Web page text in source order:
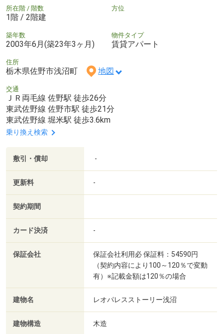
所在階 / 階数
1階 / 2階建
方位
築年数
2003年6月(築23年3ヶ月)
物件タイプ
賃貸アパート
住所
栃木県佐野市浅沼町 地図
交通
ＪＲ両毛線 佐野駅 徒歩26分
東武佐野線 佐野市駅 徒歩21分
東武佐野線 堀米駅 徒歩3.6km
乗り換え検索
敷引・償却 -
更新料 -
契約期間
カード決済 -
保証会社
保証会社利用必 保証料：54590円
（契約内容により100～120％で変動
有）※記載金額は120％の場合
建物名 レオパレスストーリー浅沼
建物構造 木造